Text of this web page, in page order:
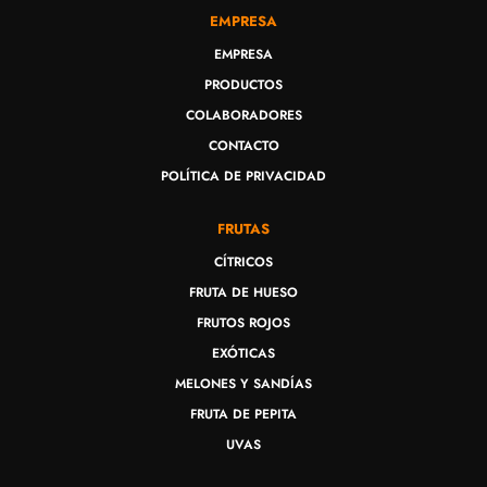
EMPRESA
EMPRESA
PRODUCTOS
COLABORADORES
CONTACTO
POLÍTICA DE PRIVACIDAD
FRUTAS
CÍTRICOS
FRUTA DE HUESO
FRUTOS ROJOS
EXÓTICAS
MELONES Y SANDÍAS
FRUTA DE PEPITA
UVAS